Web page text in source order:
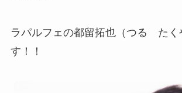
ラパルフェの都留拓也（つる たく
す！！